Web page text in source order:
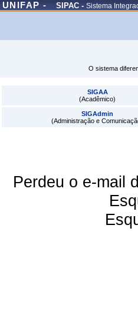
UNIFAP - SIPAC -Sistema
O sistema
SIGAA
(Acadêmico)
SIGAdmin
(Administração e
Perdeu o e-mail